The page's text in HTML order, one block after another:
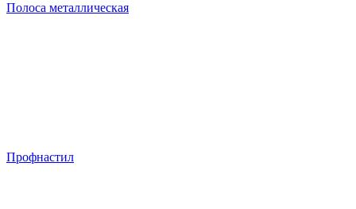
Полоса металлическая
Профнастил